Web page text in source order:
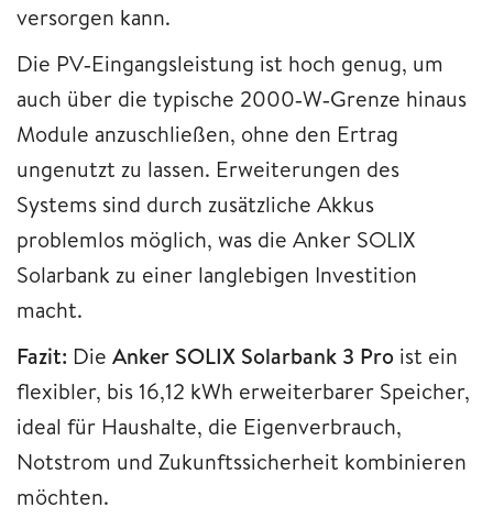
versorgen kann.
Die PV‑Eingangsleistung ist hoch genug, um
auch über die typische 2000‑W‑Grenze hinaus
Module anzuschließen, ohne den Ertrag
ungenutzt zu lassen. Erweiterungen des
Systems sind durch zusätzliche Akkus
problemlos möglich, was die Anker SOLIX
Solarbank zu einer langlebigen Investition
macht.
Fazit: Die Anker SOLIX Solarbank 3 Pro ist ein
flexibler, bis 16,12 kWh erweiterbarer Speicher,
ideal für Haushalte, die Eigenverbrauch,
Notstrom und Zukunftssicherheit kombinieren
möchten.